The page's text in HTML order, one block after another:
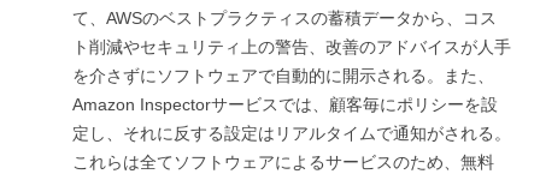
て、AWSのベストプラクティスの蓄積データから、コス
ト削減やセキュリティ上の警告、改善のアドバイスが人手
を介さずにソフトウェアで自動的に開示される。また、
Amazon Inspectorサービスでは、顧客毎にポリシーを設
定し、それに反する設定はリアルタイムで通知がされる。
これらは全てソフトウェアによるサービスのため、無料